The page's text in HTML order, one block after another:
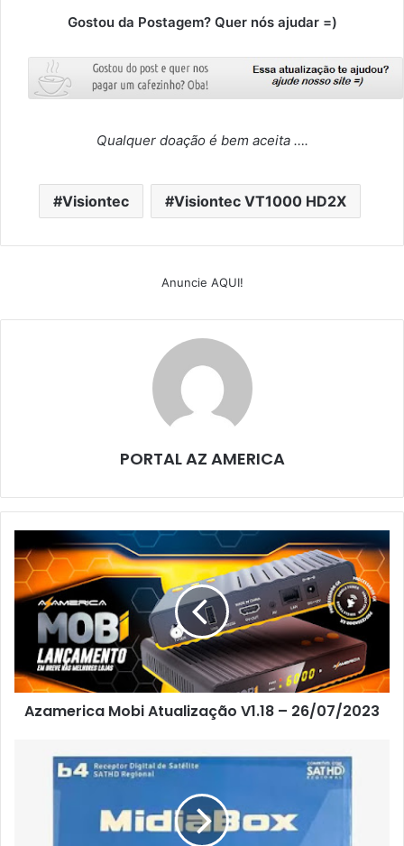
Gostou da Postagem? Quer nós ajudar =)
Qualquer doação é bem aceita ….
Visiontec Visiontec VT1000 HD2X
Anuncie AQUI!
PORTAL AZ AMERICA
Azamerica Mobi Atualização V1.18 – 26/07/2023